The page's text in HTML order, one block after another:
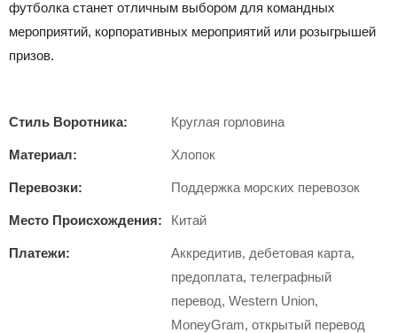
футболка станет отличным выбором для командных
мероприятий, корпоративных мероприятий или розыгрышей
призов.
Стиль Воротника: Круглая горловина
Материал: Хлопок
Перевозки: Поддержка морских перевозок
Место Происхождения: Китай
Платежи:
Аккредитив, дебетовая карта,
предоплата, телеграфный
перевод, Western Union,
MoneyGram, открытый перевод